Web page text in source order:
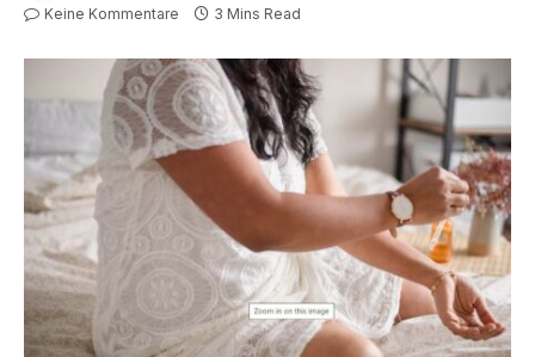
Keine Kommentare 3 Mins Read